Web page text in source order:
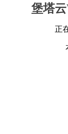
堡塔
正